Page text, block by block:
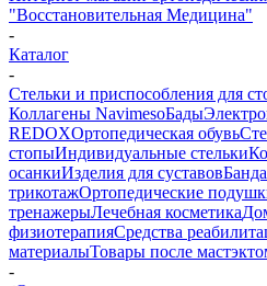
"Восстановительная Медицина"
-
Каталог
-
Стельки и приспособления для
Коллагены NavimesoБады
REDOXОртопедическая обувь
стопыИндивидуальные стельки
осанкиИзделия для суставов
трикотажОртопедические
тренажерыЛечебная косметика
физиотерапияСредства
материалыТовары после
-